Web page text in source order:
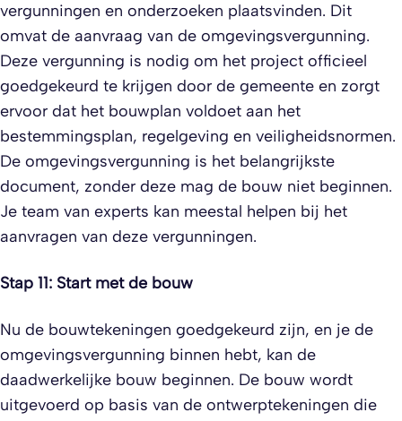
vergunningen en onderzoeken plaatsvinden. Dit
omvat de aanvraag van de omgevingsvergunning.
Deze vergunning is nodig om het project officieel
goedgekeurd te krijgen door de gemeente en zorgt
ervoor dat het bouwplan voldoet aan het
bestemmingsplan, regelgeving en veiligheidsnormen.
De omgevingsvergunning is het belangrijkste
document, zonder deze mag de bouw niet beginnen.
Je team van experts kan meestal helpen bij het
aanvragen van deze vergunningen.
Stap 11: Start met de bouw
Nu de bouwtekeningen goedgekeurd zijn, en je de
omgevingsvergunning binnen hebt, kan de
daadwerkelijke bouw beginnen. De bouw wordt
uitgevoerd op basis van de ontwerptekeningen die